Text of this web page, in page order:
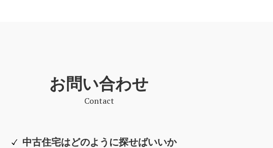
お問い合わせ
Contact
中古住宅はどのように探せばいいか